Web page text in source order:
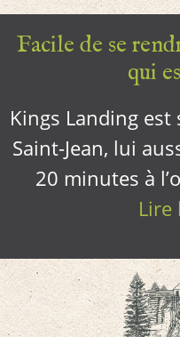
Facile de se
qui
Kings Landing
Saint-Jean, lui
20 minutes à